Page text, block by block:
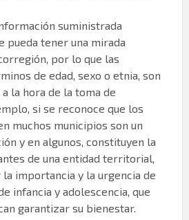
suministrada
pueda tener una mirada
por lo que las
de edad, sexo o etnia, son
la hora de la toma de
si se reconoce que los
muchos municipios son un
y en algunos, constituyen la
de una entidad territorial,
importancia y la urgencia de
infancia y adolescencia, que
garantizar su bienestar.